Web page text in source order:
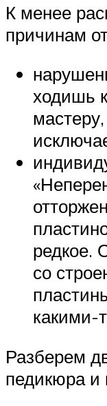
К менее
причинам
ходишь
редкое.
со
какими-
Разберем
педикюра и